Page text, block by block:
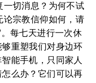
切消息？为何不试
宗教信仰如何，请
每七天进行一次休
重塑我们对身边环
能手机，只同家人
么办？它们可以再